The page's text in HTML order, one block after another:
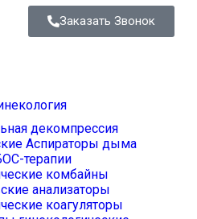
Заказать Звонок
декомпрессия
Аспираторы дыма
терапии
комбайны
анализаторы
коагуляторы